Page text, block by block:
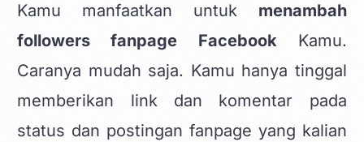
Kamu manfaatkan untuk menambah
followers fanpage FacebookKamu.
Caranya mudah saja. Kamu hanya tinggal
memberikan link dan komentar pada
status dan postingan fanpage yang kalian